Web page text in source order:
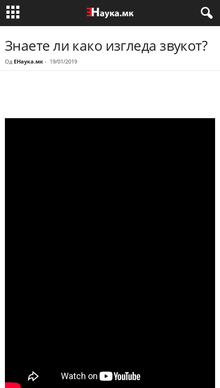
Знаете ли како изгледа звукот?
Од ЕНаука.мк - 19/01/2019